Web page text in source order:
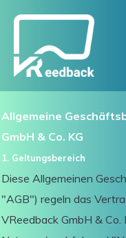
Allgemeine
GmbH & Co. KG
1. Geltungsbereich
Diese Allgemeinen
"AGB") regeln das
VReedback GmbH &